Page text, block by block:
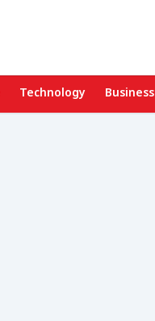
Technology Business